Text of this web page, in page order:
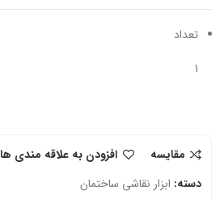
تعداد
1
مقایسه
افزودن به علاقه مندی ها
دسته: ابزار نقاشی ساختمان